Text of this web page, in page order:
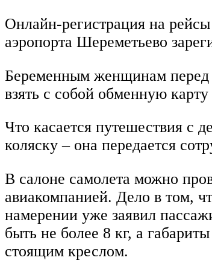
Онлайн-регистрация на
аэропорта Шереметьево
Беременным женщинам перед
взять с собой обменную
Что касается путешествия с
коляску – она передается
В салоне самолета можно
авиакомпанией. Дело в том,
намерении уже заявил
быть не более 8 кг, а
стоящим креслом.